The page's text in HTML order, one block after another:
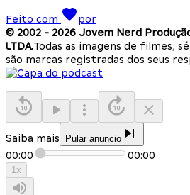
Feito com
por
© 2002 - 2026 Jovem Nerd
LTDA.Todas as imagens de filmes,
são marcas registradas dos seus
Saiba mais Pular anuncio
00:00 00:00
1x